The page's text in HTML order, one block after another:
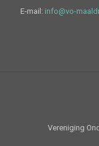
E-mail: info@vo-
Vereniging